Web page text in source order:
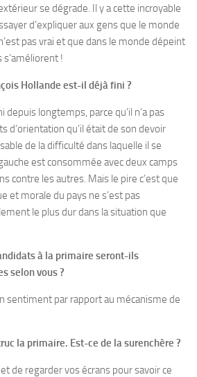
se dégrade. Il y a cette incroyable
d’expliquer aux gens que le monde
pas vrai et que dans le monde dépeint
s’améliorent !
Hollande est-il déjà fini ?
depuis longtemps, parce qu’il n’a pas
d’orientation qu’il était de son devoir
de la difficulté dans laquelle il se
est consommée avec deux camps
contre les autres. Mais le pire c’est que
et morale du pays ne s’est pas
le plus dur dans la situation que
à la primaire seront-ils
selon vous ?
sentiment par rapport au mécanisme de
la primaire. Est-ce de la surenchère ?
de regarder vos écrans pour savoir ce